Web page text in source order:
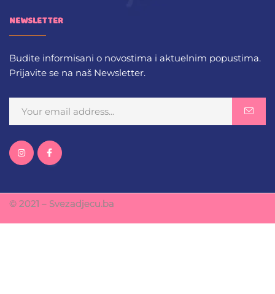
NEWSLETTER
Budite informisani o novostima i aktuelnim popustima.
Prijavite se na naš Newsletter.
© 2021 – Svezadjecu.ba